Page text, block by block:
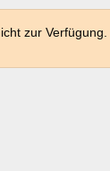
zur Verfügung.